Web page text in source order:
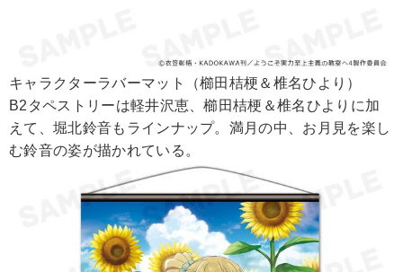
キャラクターラバーマット（櫛田桔梗＆椎名ひより）
B2タペストリーは軽井沢恵、櫛田桔梗＆椎名ひよりに加
えて、堀北鈴音もラインナップ。満月の中、お月見を楽し
む鈴音の姿が描かれている。